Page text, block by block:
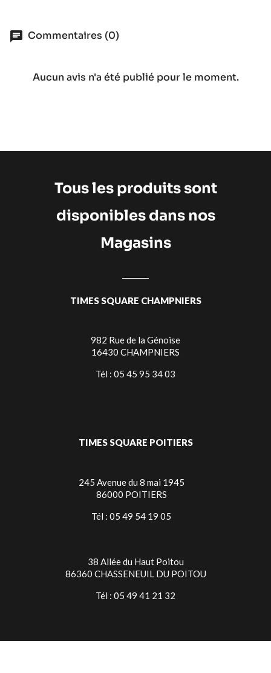
Commentaires (0)
Aucun avis n'a été publié pour le moment.
Tous les produits sont
disponibles dans nos
Magasins
TIMES SQUARE CHAMPNIERS
982 Rue de la Génoise
16430 CHAMPNIERS
Tél : 05 45 95 34 03
TIMES SQUARE POITIERS
245 Avenue du 8 mai 1945
86000 POITIERS
Tél : 05 49 54 19 05
38 Allée du Haut Poitou
86360 CHASSENEUIL DU POITOU
Tél : 05 49 41 21 32